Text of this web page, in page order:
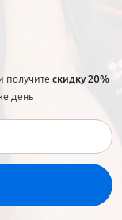
получитескидку 20%
день